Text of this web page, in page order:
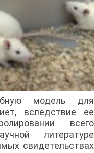
модель для
вследствие ее
всего
литературе
свидетельствах